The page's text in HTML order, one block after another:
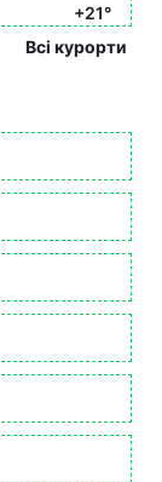
+21°
Всі курорти